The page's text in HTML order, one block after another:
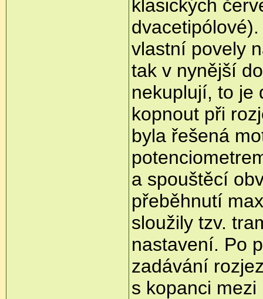
klasických
vlastní povely
tak v nynější
nekuplují, to je
kopnout při
byla řešená
a spouštěcí
přeběhnutí
sloužily tzv.
nastavení. Po
zadávání
s kopanci